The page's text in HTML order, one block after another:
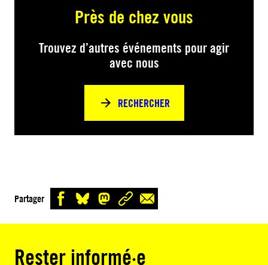
Près de chez vous
Trouvez d’autres événements pour agir
avec nous
RECHERCHER
Partager
Rester informé·e